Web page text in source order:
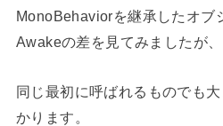
MonoBehaviorを継承したオブ
Awakeの差を見てみましたが、
同じ最初に呼ばれるものでも
かります。